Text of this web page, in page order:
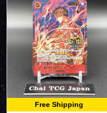
Free Shipping